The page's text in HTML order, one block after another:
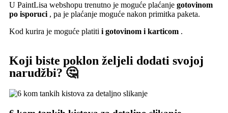
U PaintLisa webshopu trenutno je moguće plaćanje gotovinom
po isporuci , pa je plaćanje moguće nakon primitka paketa.
Kod kurira je moguće platiti i gotovinom i karticom .
Koji biste poklon željeli dodati svojoj
narudžbi? 🤔